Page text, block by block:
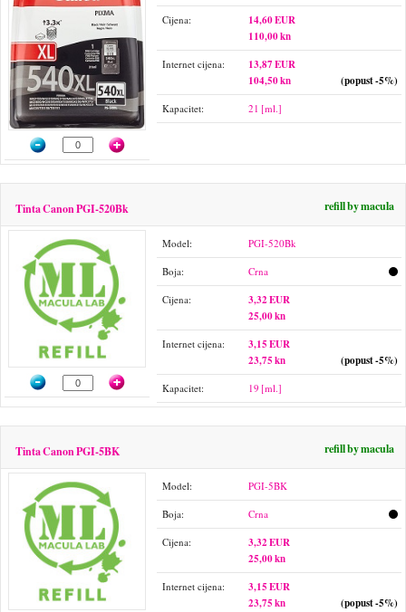
Cijena:
14,60 EUR
110,00 kn
Internet cijena:
13,87 EUR
104,50 kn
(popust -5%)
Kapacitet: 21 [ml.]
Tinta Canon PGI-520Bk refill by macula
Model: PGI-520Bk
Boja: Crna
Cijena:
3,32 EUR
25,00 kn
Internet cijena:
3,15 EUR
23,75 kn
(popust -5%)
Kapacitet: 19 [ml.]
Tinta Canon PGI-5BK refill by macula
Model: PGI-5BK
Boja: Crna
Cijena:
3,32 EUR
25,00 kn
Internet cijena:
3,15 EUR
23,75 kn
(popust -5%)